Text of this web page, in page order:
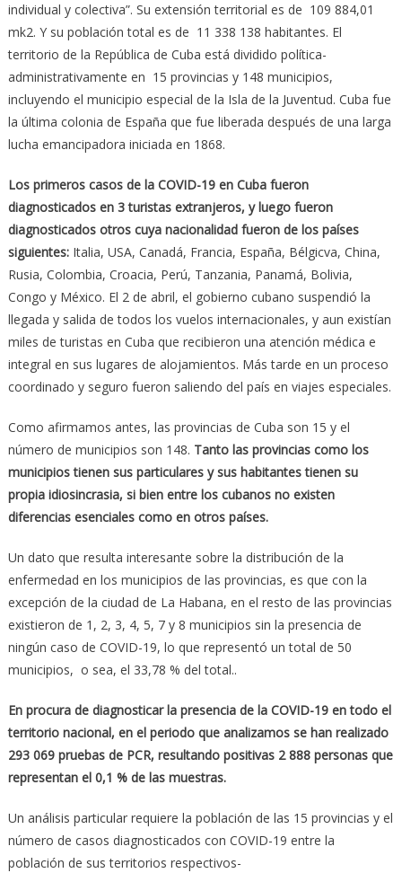
individual y colectiva”. Su extensión territorial es de 109 884,01
mk2. Y su población total es de 11 338 138 habitantes. El
territorio de la República de Cuba está dividido política-
administrativamente en 15 provincias y 148 municipios,
incluyendo el municipio especial de la Isla de la Juventud. Cuba fue
la última colonia de España que fue liberada después de una larga
lucha emancipadora iniciada en 1868.
Los primeros casos de la COVID-19 en Cuba fueron
diagnosticados en 3 turistas extranjeros, y luego fueron
diagnosticados otros cuya nacionalidad fueron de los países
siguientes:Italia, USA, Canadá, Francia, España, Bélgicva, China,
Rusia, Colombia, Croacia, Perú, Tanzania, Panamá, Bolivia,
Congo y México. El 2 de abril, el gobierno cubano suspendió la
llegada y salida de todos los vuelos internacionales, y aun existían
miles de turistas en Cuba que recibieron una atención médica e
integral en sus lugares de alojamientos. Más tarde en un proceso
coordinado y seguro fueron saliendo del país en viajes especiales.
Como afirmamos antes, las provincias de Cuba son 15 y el
número de municipios son 148. Tanto las provincias como los
municipios tienen sus particulares y sus habitantes tienen su
propia idiosincrasia, si bien entre los cubanos no existen
diferencias esenciales como en otros países.
Un dato que resulta interesante sobre la distribución de la
enfermedad en los municipios de las provincias, es que con la
excepción de la ciudad de La Habana, en el resto de las provincias
existieron de 1, 2, 3, 4, 5, 7 y 8 municipios sin la presencia de
ningún caso de COVID-19, lo que representó un total de 50
municipios, o sea, el 33,78 % del total..
En procura de diagnosticar la presencia de la COVID-19 en todo el
territorio nacional, en el periodo que analizamos se han realizado
293 069 pruebas de PCR, resultando positivas 2 888 personas que
representan el 0,1 % de las muestras.
Un análisis particular requiere la población de las 15 provincias y el
número de casos diagnosticados con COVID-19 entre la
población de sus territorios respectivos-